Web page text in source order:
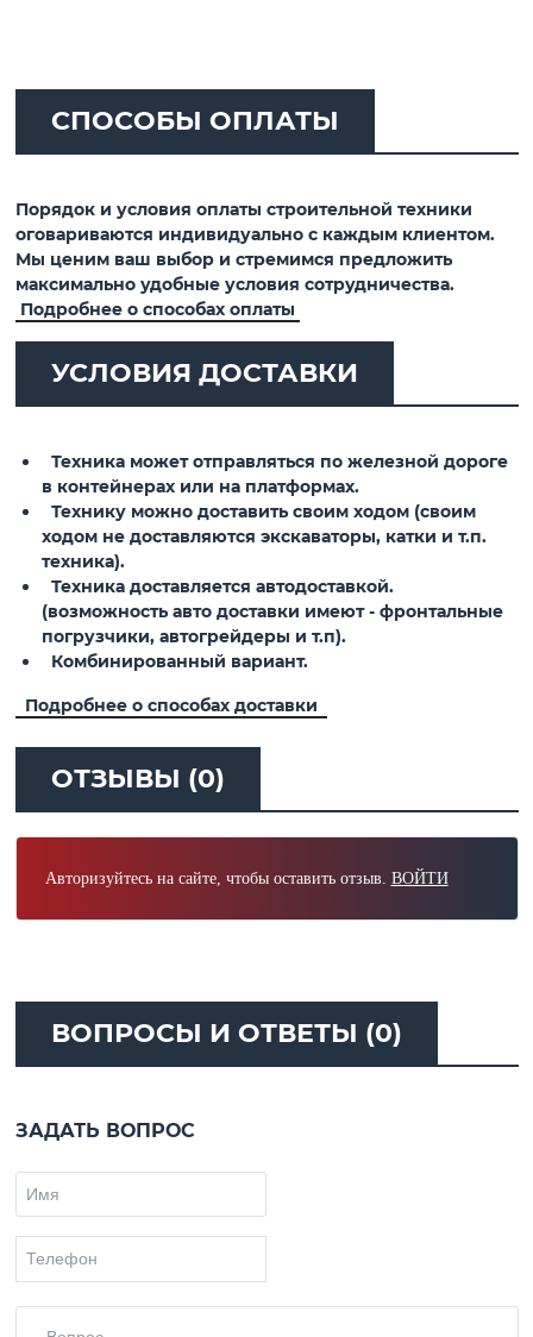
СПОСОБЫ ОПЛАТЫ
Порядок и условия оплаты строительной техники
оговариваются индивидуально с каждым клиентом.
Мы ценим ваш выбор и стремимся предложить
максимально удобные условия сотрудничества.
Подробнее о способах оплаты
УСЛОВИЯ ДОСТАВКИ
Техника может отправляться по железной дороге
в контейнерах или на платформах.
Технику можно доставить своим ходом (своим
ходом не доставляются экскаваторы, катки и т.п.
техника).
Техника доставляется автодоставкой.
(возможность авто доставки имеют - фронтальные
погрузчики, автогрейдеры и т.п).
Комбинированный вариант.
Подробнее о способах доставки
ОТЗЫВЫ (0)
Авторизуйтесь на сайте, чтобы оставить отзыв. ВОЙТИ
ВОПРОСЫ И ОТВЕТЫ (0)
ЗАДАТЬ ВОПРОС